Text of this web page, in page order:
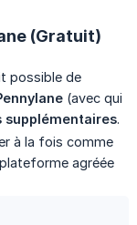
(Gratuit)
possible de
(avec qui
supplémentaires.
à la fois comme
agréée